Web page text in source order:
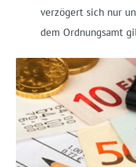
verzögert sich nur
dem Ordnungsamt